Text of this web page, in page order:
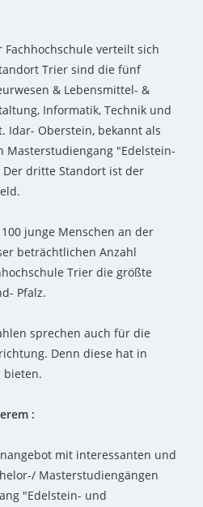
verteilt sich
Trier sind die fünf
& Lebensmittel- &
Informatik, Technik und
Idar- Oberstein, bekannt als
Masterstudiengang "Edelstein-
dritte Standort ist der
junge Menschen an der
beträchtlichen Anzahl
Trier die größte
Pfalz.
sprechen auch für die
Denn diese hat in
bieten.
:
mit interessanten und
Masterstudiengängen
"Edelstein- und